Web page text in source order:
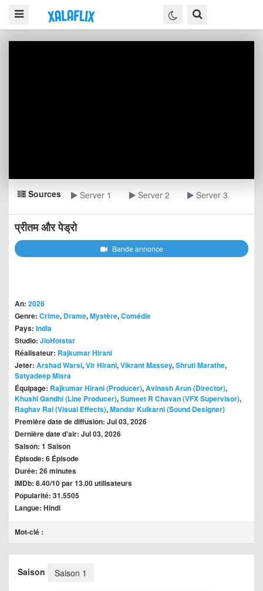
Sources Server 1 Server 2 Server 3
प्रीतम और पेड्रो
Bande annonce
An: 2026
Genre: Crime, Drame,Mystère,Comédie
Pays: India
Studio: JioHotstar
Réalisateur: Rajkumar Hirani
Jeter: Arshad Warsi,Vir Hirani,Vikrant Massey,Shruti Marathe,
Satyadeep Misra
Équipage: Rajkumar Hirani (Producer),Avinash Arun (Director),
Khushi Gandhi (Line Producer),Sumeet R Chavan (VFX Supervisor),
Raghav Rai (Visual Effects),Mandar Kulkarni (Sound Designer)
Première date de diffusion: Jul 03, 2026
Dernière date d'air: Jul 03, 2026
Saison: 1 Saison
Épisode: 6 Épisode
Durée: 26 minutes
IMDb: 8.40/10 par 13.00 utilisateurs
Popularité: 31.5505
Langue: Hindi
Mot-clé :
Saison Saison 1